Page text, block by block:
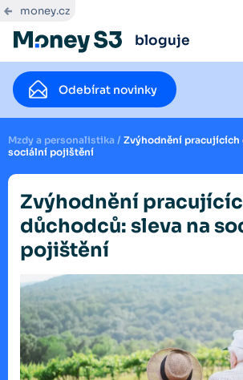
money.cz
bloguje
Odebírat novinky
Mzdy a personalistika / Zvýhodnění pracujících
sociální pojištění
Zvýhodnění
důchodců: sleva na
pojištění